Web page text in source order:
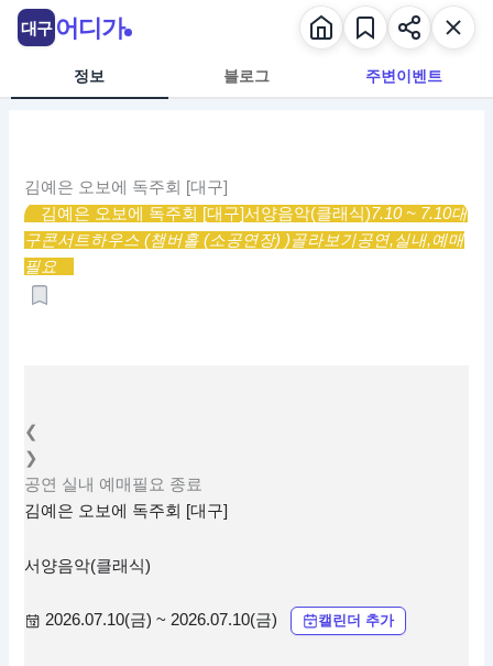
정보 블로그 주변이벤트
김예은 오보에 독주회 [대구]
김예은 오보에 독주회 [대구]서양음악(클래식)7.10 ~ 7.10대
구콘서트하우스 (챔버홀 (소공연장) )골라보기공연,실내,예매
필요
❮
❯
공연 실내 예매필요 종료
김예은 오보에 독주회 [대구]
서양음악(클래식)
2026.07.10(금) ~ 2026.07.10(금) 캘린더 추가
대구 어디가